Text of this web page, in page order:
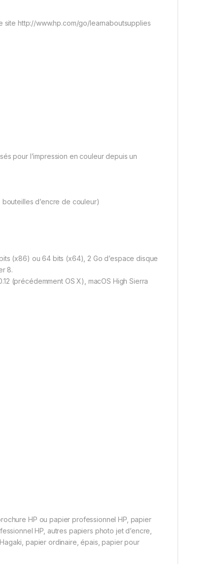
site http://www.hp.com/go/learnaboutsupplies
pour l’impression en couleur depuis un
d’encre de couleur)
(x86) ou 64 bits (x64), 2 Go d’espace disque
8.
(précédemment OS X), macOS High Sierra
HP ou papier professionnel HP, papier
HP, autres papiers photo jet d’encre,
papier ordinaire, épais, papier pour